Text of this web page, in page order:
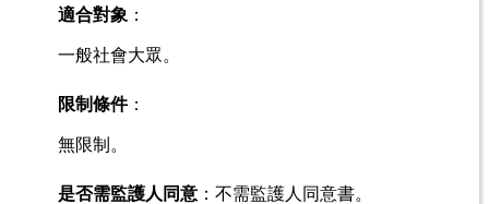
適合對象 ：
一般社會大眾。
限制條件：
無限制。
是否需監護人同意 ：不需監護人同意書。